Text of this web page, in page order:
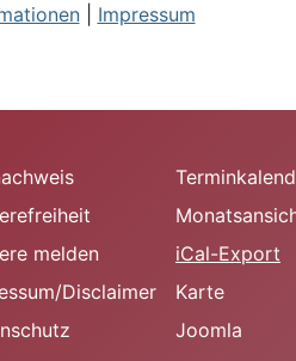
melden
Disclaimer
iCal-Export
Karte
Joomla
| Impressum